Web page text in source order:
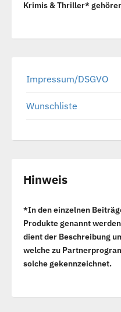
Krimis & Thriller*
Impressum/DSGVO
Wunschliste
Hinweis
*In den einzelnen
Produkte genannt
dient der Beschreibung
welche zu
solche gekennzeichnet.